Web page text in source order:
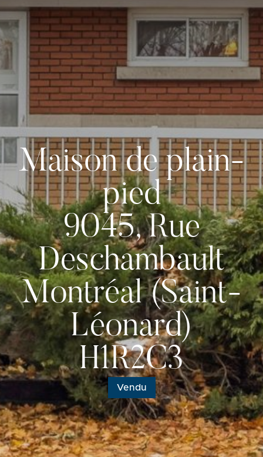
Maison de plain-
pied
9045, Rue
Deschambault
Montréal (Saint-
Léonard)
H1R2C3
Vendu